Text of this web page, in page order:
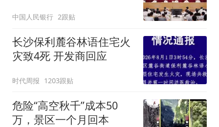
中国人民银行 2跟贴
长沙保利麓谷林语住宅火
灾致4死 开发商回应
时代周报 1203跟贴
危险“高空秋千”成本50
万，景区一个月回本